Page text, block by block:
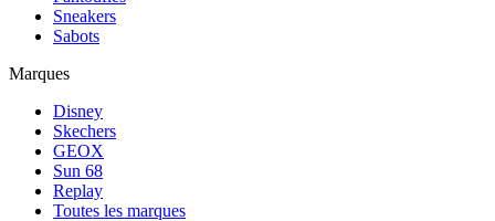
Sneakers
Sabots
Marques
Disney
Skechers
GEOX
Sun 68
Replay
Toutes les marques